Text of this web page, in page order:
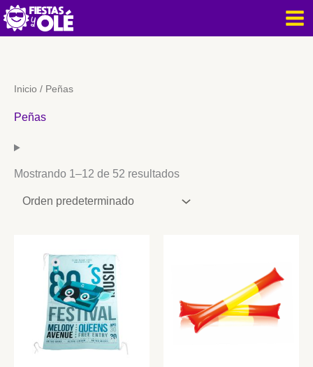
al
Inicio / Peñas
Peñas
Mostrando 1–12 de 52 resultados
Buscar
por: